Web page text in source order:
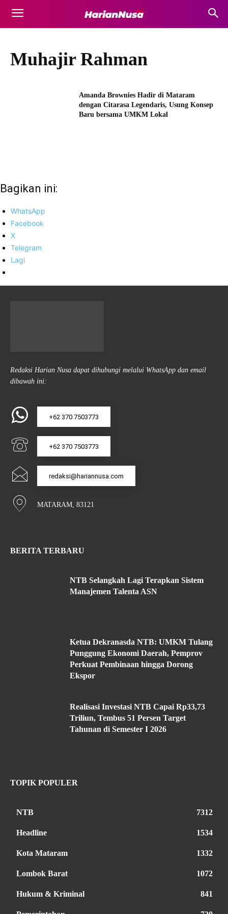
Muhajir Rahman
Amanda Brownies Hadir di Mataram
dengan Citarasa Legendaris, Usung Konsep
Baru bersama UMKM Lokal
Bagikan ini:
WhatsApp
Facebook
X
Telegram
Lagi
Redaksi Harian Nusa dapat dihubungi melalui WhatsApp dan email
dibawah ini:
+62 370 7503773
+62 370 7503773
redaksi@hariannusa.com
MATARAM, 83121
BERITA TERBARU
NTB Selangkah Lagi Terapkan Sistem
Manajemen Talenta ASN
Ketua Dekranasda NTB: UMKM Tulang
Punggung Ekonomi Daerah, Pemprov
Perkuat Pembinaan hingga Dorong
Ekspor
Realisasi Investasi NTB Capai Rp33,73
Triliun, Tembus 51 Persen Target
Tahunan di Semester I 2026
TOPIK POPULER
NTB 7312
Headline 1534
Kota Mataram 1332
Lombok Barat 1072
Hukum & Kriminal 841